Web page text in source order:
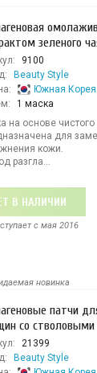
зеленого
9100
Beauty Style
Южная Корея
1 маска
на основе чистого
для
кожи.
разгла...
В НАЛИЧИИ
c мая 2016
новинка
патчи
со
21399
Beauty Style